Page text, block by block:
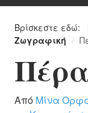
Ζωγραφική
Γλυπτά /
Βρίσκεστε εδώ:
Ζωγραφική /
Από Μίνα